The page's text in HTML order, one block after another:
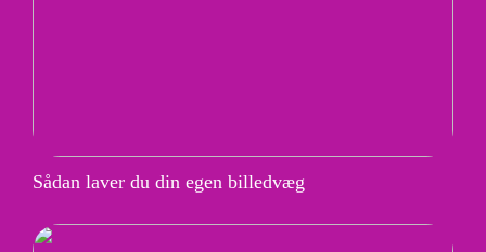
Sådan laver du din egen billedvæg